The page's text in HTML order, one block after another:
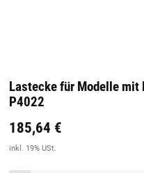
Lastecke für Modelle mit
P4022
Preis: 19,44 €inkl. 19% USt.
185,64 €
inkl. 19% USt.